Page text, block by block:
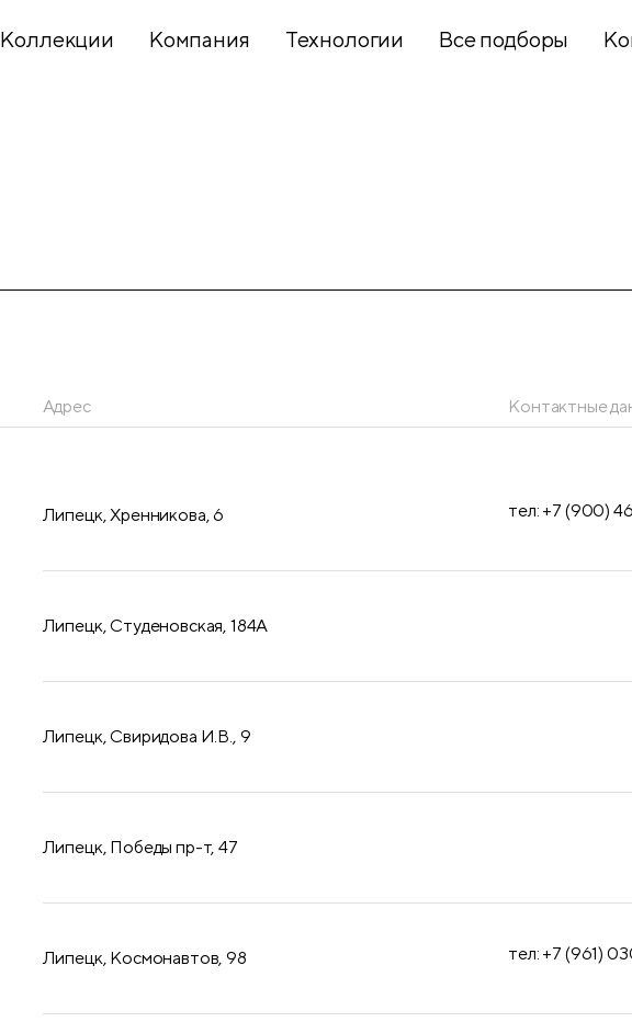
оборудование
Коллекции Компания Технологии Все подборы
Адрес Контактные
Липецк, Хренникова, 6 тел: +7 (900)
Липецк, Студеновская, 184А
Липецк, Свиридова И.В., 9
Липецк, Победы пр-т, 47
Липецк, Космонавтов, 98 тел: +7 (961)